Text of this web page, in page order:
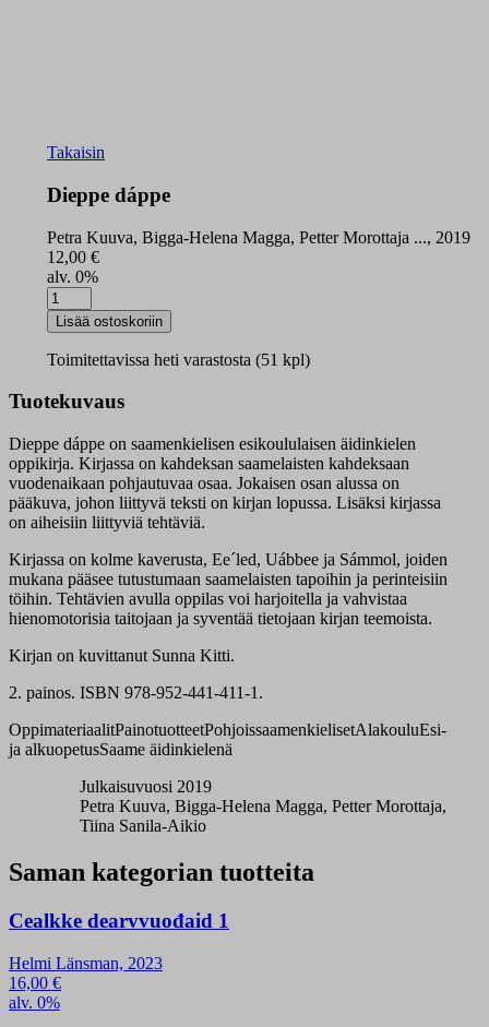
Takaisin
Dieppe dáppe
Petra Kuuva, Bigga-Helena Magga, Petter Morottaja ..., 2019
12,00 €
alv. 0%
Dieppe
dáppe
määrä
Lisää ostoskoriin
Toimitettavissa heti varastosta (51 kpl)
Tuotekuvaus
Dieppe dáppe on saamenkielisen esikoululaisen äidinkielen
oppikirja. Kirjassa on kahdeksan saamelaisten kahdeksaan
vuodenaikaan pohjautuvaa osaa. Jokaisen osan alussa on
pääkuva, johon liittyvä teksti on kirjan lopussa. Lisäksi kirjassa
on aiheisiin liittyviä tehtäviä.
Kirjassa on kolme kaverusta, Ee´led, Uábbee ja Sámmol, joiden
mukana pääsee tutustumaan saamelaisten tapoihin ja perinteisiin
töihin. Tehtävien avulla oppilas voi harjoitella ja vahvistaa
hienomotorisia taitojaan ja syventää tietojaan kirjan teemoista.
Kirjan on kuvittanut Sunna Kitti.
2. painos. ISBN 978-952-441-411-1.
OppimateriaalitPainotuotteetPohjoissaamenkielisetAlakouluEsi-
ja alkuopetusSaame äidinkielenä
Julkaisuvuosi 2019
Petra Kuuva, Bigga-Helena Magga, Petter Morottaja,
Tiina Sanila-Aikio
Saman kategorian tuotteita
Cealkke dearvvuođaid 1
Helmi Länsman, 2023
16,00 €
alv. 0%